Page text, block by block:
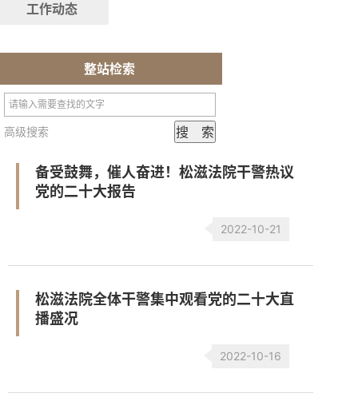
工作动态
整站检索
高级搜索
备受鼓舞，催人奋进！松滋法院干警热议
党的二十大报告
2022-10-21
松滋法院全体干警集中观看党的二十大直
播盛况
2022-10-16